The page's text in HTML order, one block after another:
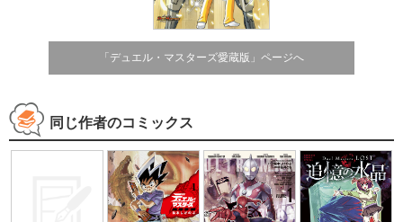
「デュエル・マスターズ愛蔵版」ページへ
同じ作者のコミックス